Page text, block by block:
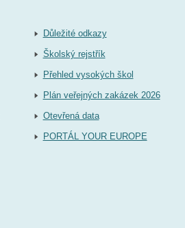
Důležité odkazy
Školský rejstřík
Přehled vysokých škol
Plán veřejných zakázek 2026
Otevřená data
PORTÁL YOUR EUROPE